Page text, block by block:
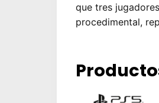
que tres
procedimental,